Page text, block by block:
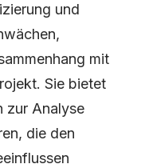
und
mit
Sie bietet
zur Analyse
die den